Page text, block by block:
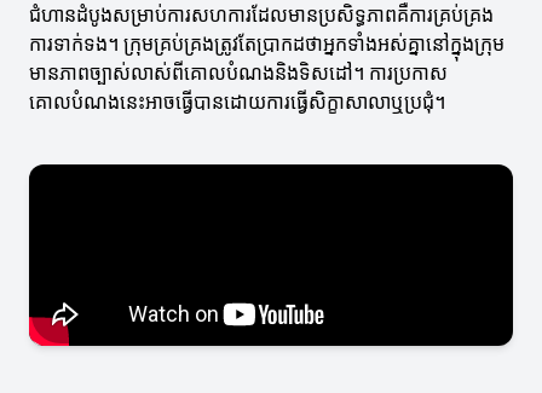
ជំហានដំបូងសម្រាប់ការសហការដែលមានប្រសិទ្ធភាពគឺការគ្រប់គ្រង
ការទាក់ទង។ ក្រុមគ្រប់គ្រងត្រូវតែប្រាកដថាអ្នកទាំងអស់គ្នានៅក្នុងក្រុម
មានភាពច្បាស់លាស់ពីគោលបំណងនិងទិសដៅ។ ការប្រកាស
គោលបំណងនេះអាចធ្វើបានដោយការធ្វើសិក្ខាសាលាឬប្រជុំ។